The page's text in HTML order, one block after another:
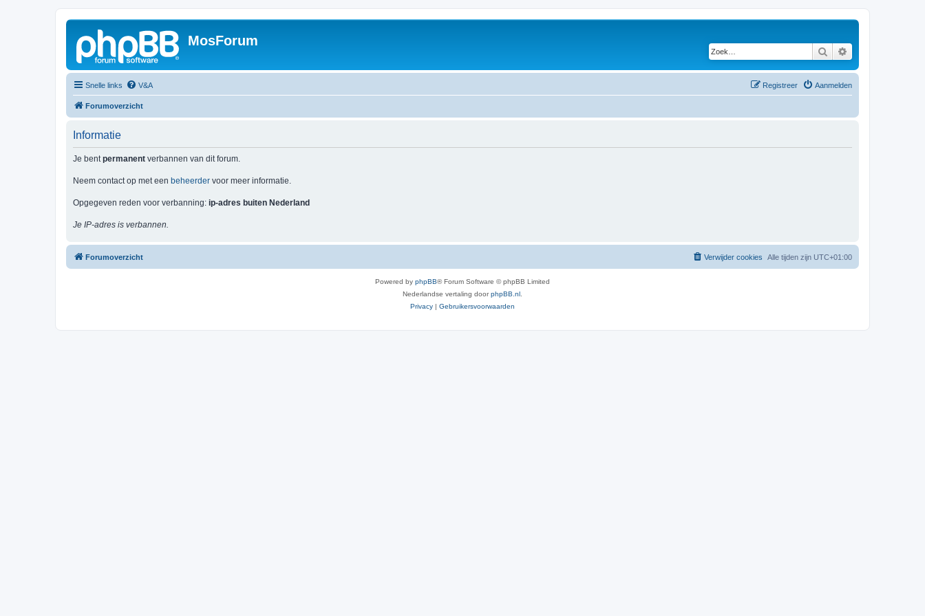
MosForum
Zoek
Snelle links V&A Aanmelden
Registreer
Forumoverzicht
Informatie
Je bentpermanent verbannen van dit forum.
Neem contact op met een beheerder voor meer informatie.
Opgegeven reden voor verbanning: ip-adres buiten Nederland
Je IP-adres is verbannen.
Forumoverzicht Alle tijden zijn UTC+01:00
Verwijder cookies
Powered by phpBB® Forum Software © phpBB Limited
Nederlandse vertaling doorphpBB.nl
Privacy | Gebruikersvoorwaarden